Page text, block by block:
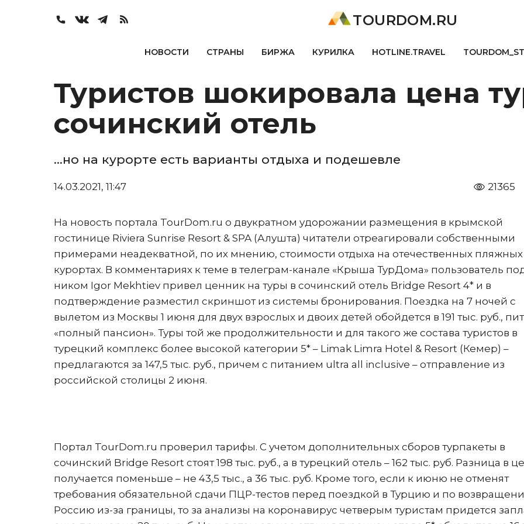
TOURDOM.RU
НОВОСТИ СТРАНЫ БИРЖА КУРИЛКА HOTLINE.TRAVEL
Туристов шокировала цена
сочинский отель
...но на курорте есть варианты отдыха и подешевле
14.03.2021, 11:47 21365
На новость портала TourDom.ru о двукратном удорожании размещения в крымской
гостинице Riviera Sunrise Resort & SPA (Алушта) читатели отреагировали собственными
примерами неадекватной, по их мнению, стоимости отдыха на отечественных пляжных
курортах. В комментариях к теме в телеграм-канале «Крыша ТурДома» пользователь
ником Igor Mekhtiev привел ценник на туры в сочинский отель Bridge Resort 4* и в
подтверждение разместил скриншот из системы бронирования. Поездка на 7 ночей с
вылетом из Москвы 1 июня для двух взрослых и двоих детей обойдется в 191 тыс. руб.,
«полный пансион». Туры той же продолжительности и для такого же состава туристов в
турецкий комплекс более высокой категории 5* – Limak Limra Hotel & Resort (Кемер) –
предлагаются за 147,5 тыс. руб., причем с питанием ultra all inclusive – отправление из
российской столицы 2 июня.
Портал TourDom.ru проверил тарифы. С учетом дополнительных сборов турпакеты в
сочинский Bridge Resort стоят 198 тыс. руб., а в турецкий отель – 162 тыс. руб. Разница в
получается поменьше – не 43,5 тыс., а 36 тыс. руб. Кроме того, если к июню не отменят
требования обязательной сдачи ПЦР-тестов перед поездкой в Турцию и по
Россию из-за границы, то за анализы на коронавирус четверым туристам придется